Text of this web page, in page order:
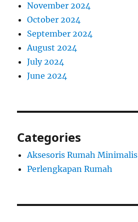
November 2024
October 2024
September 2024
August 2024
July 2024
June 2024
Categories
Aksesoris Rumah Minimalis
Perlengkapan Rumah